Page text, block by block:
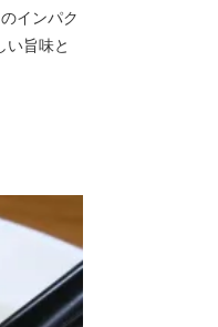
インパク
い旨味と